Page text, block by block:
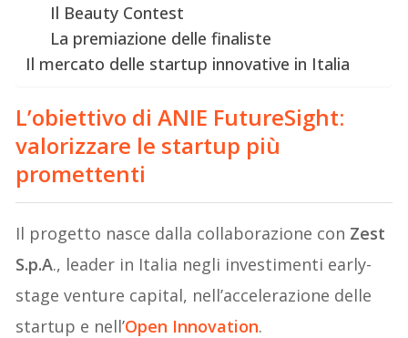
Il Beauty Contest
La premiazione delle finaliste
Il mercato delle startup innovative in Italia
L’obiettivo diANIE FutureSight:
valorizzare le startup più
promettenti
Il progetto nasce dalla collaborazione con Zest
S.p.A., leader in Italia negli investimenti early-
stage venture capital, nell’accelerazione delle
startup e nell’Open Innovation.